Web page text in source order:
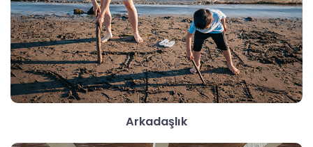
Arkadaşlık